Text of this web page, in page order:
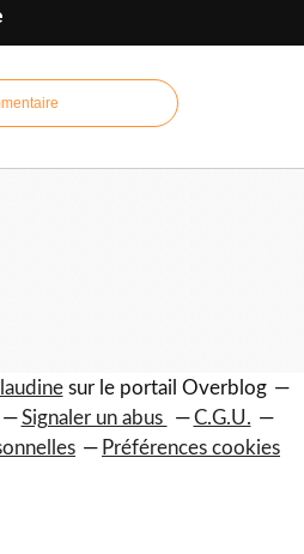
sur le portail Overblog
Signaler un abus
C.G.U.
Préférences cookies